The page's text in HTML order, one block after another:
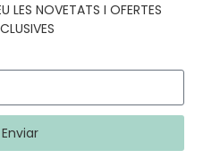
LES NOVETATS I OFERTES
Enviar